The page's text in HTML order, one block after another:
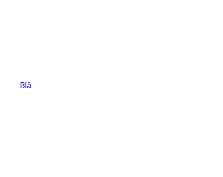
Blå